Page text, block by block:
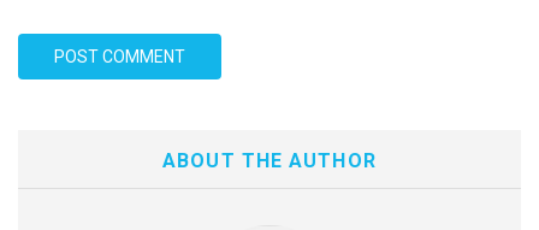
ABOUT THE AUTHOR